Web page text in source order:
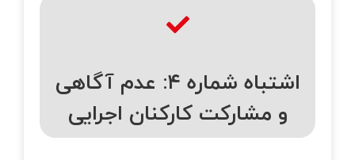
اشتباه شماره ۴: عدم آگاهی
و مشارکت کارکنان اجرایی